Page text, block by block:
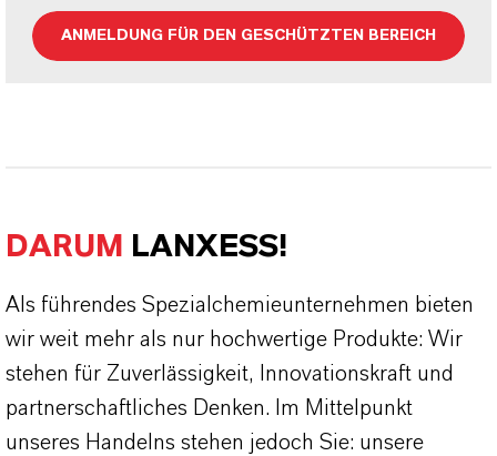
ANMELDUNG FÜR DEN GESCHÜTZTEN BEREICH
DARUM LANXESS!
Als führendes Spezialchemieunternehmen bieten
wir weit mehr als nur hochwertige Produkte: Wir
stehen für Zuverlässigkeit, Innovationskraft und
partnerschaftliches Denken. Im Mittelpunkt
unseres Handelns stehen jedoch Sie: unsere